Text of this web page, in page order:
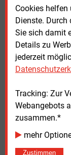
Cookies helfen
Dienste. Durch
Sie sich damit
Details zu
jederzeit
Tracking: Zur
Webangebots
zusammen.*
mehr
Zustimmen
Unterstützung
ein
(AGFW)
beide